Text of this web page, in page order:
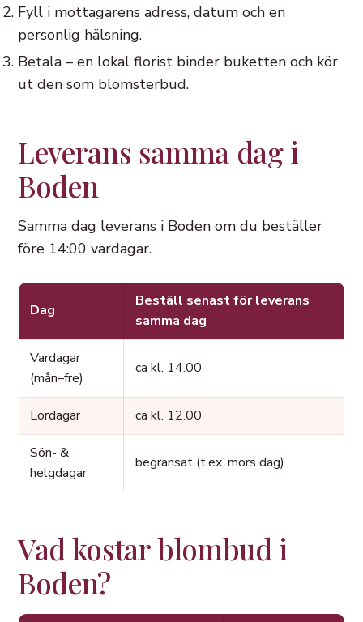
Fyll i mottagarens adress, datum och en
personlig hälsning.
Betala – en lokal florist binder buketten och kör
ut den som blomsterbud.
Leverans samma dag i
Boden
Samma dag leverans i Boden om du beställer
före 14:00 vardagar.
Dag
Beställ senast för leverans
samma dag
Vardagar
(mån–fre)
ca kl. 14.00
Lördagar ca kl. 12.00
Sön- &
helgdagar
begränsat (t.ex. mors dag)
Vad kostar blombud i
Boden?